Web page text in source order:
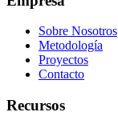
Sobre Nosotros
Metodología
Proyectos
Contacto
Recursos